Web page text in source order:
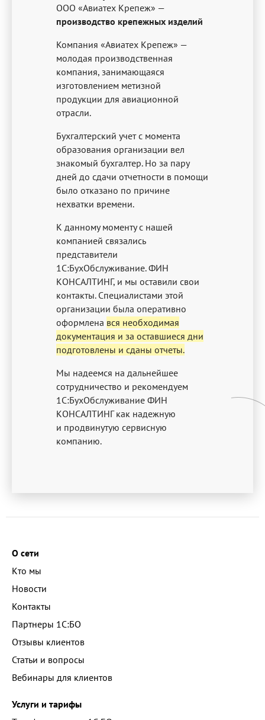
ООО «Авиатех Крепеж» —
производство крепежных изделий
Компания «Авиатех Крепеж» —
молодая производственная
компания, занимающаяся
изготовлением метизной
продукции для авиационной
отрасли.
Бухгалтерский учет с момента
образования организации вел
знакомый бухгалтер. Но за пару
дней до сдачи отчетности в помощи
было отказано по причине
нехватки времени.
К данному моменту с нашей
компанией связались
представители
1С:БухОбслуживание. ФИН
КОНСАЛТИНГ, и мы оставили свои
контакты. Специалистами этой
организации была оперативно
оформлена вся необходимая
документация и за оставшиеся дни
подготовлены и сданы отчеты.
Мы надеемся на дальнейшее
сотрудничество и рекомендуем
1С:БухОбслуживание ФИН
КОНСАЛТИНГ как надежную
и продвинутую сервисную
компанию.
О сети
Кто мы
Новости
Контакты
Партнеры 1С:БО
Отзывы клиентов
Статьи и вопросы
Вебинары для клиентов
Услуги и тарифы